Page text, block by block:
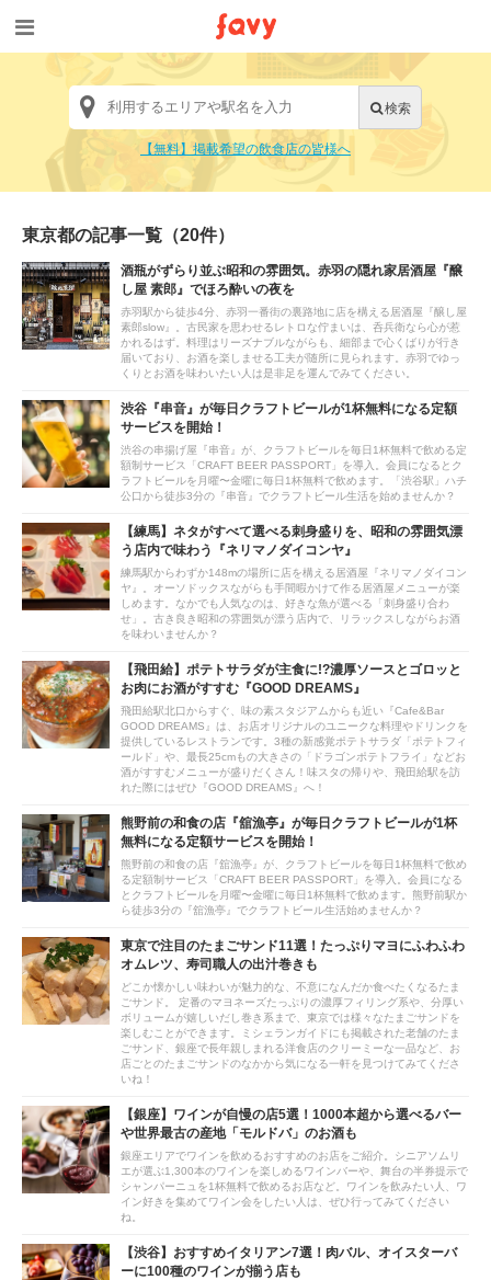
【無料】掲載希望の飲食店の皆様へ
東京都の記事一覧 （20件）
酒瓶がずらり並ぶ昭和の雰囲気。赤羽の隠れ家居酒屋『醸
し屋 素郎』でほろ酔いの夜を
赤羽駅から徒歩4分、赤羽一番街の裏路地に店を構える居酒屋『醸し屋
素郎slow』。古民家を思わせるレトロな佇まいは、呑兵衛なら心が惹
かれるはず。料理はリーズナブルながらも、細部まで心くばりが行き
届いており、お酒を楽しませる工夫が随所に見られます。赤羽でゆっ
くりとお酒を味わいたい人は是非足を運んでみてください。
渋谷『串音』が毎日クラフトビールが1杯無料になる定額
サービスを開始！
渋谷の串揚げ屋『串音』が、クラフトビールを毎日1杯無料で飲める定
額制サービス「CRAFT BEER PASSPORT」を導入。会員になるとク
ラフトビールを月曜〜金曜に毎日1杯無料で飲めます。「渋谷駅」ハチ
公口から徒歩3分の『串音』でクラフトビール生活を始めませんか？
【練馬】ネタがすべて選べる刺身盛りを、昭和の雰囲気漂
う店内で味わう『ネリマノダイコンヤ』
練馬駅からわずか148mの場所に店を構える居酒屋『ネリマノダイコン
ヤ』。オーソドックスながらも手間暇かけて作る居酒屋メニューが楽
しめます。なかでも人気なのは、好きな魚が選べる「刺身盛り合わ
せ」。古き良き昭和の雰囲気が漂う店内で、リラックスしながらお酒
を味わいませんか？
【飛田給】ポテトサラダが主食に!?濃厚ソースとゴロッと
お肉にお酒がすすむ『GOOD DREAMS』
飛田給駅北口からすぐ、味の素スタジアムからも近い『Cafe&Bar
GOOD DREAMS』は、お店オリジナルのユニークな料理やドリンクを
提供しているレストランです。3種の新感覚ポテトサラダ「ポテトフィ
ールド」や、最長25cmもの大きさの「ドラゴンポテトフライ」などお
酒がすすむメニューが盛りだくさん！味スタの帰りや、飛田給駅を訪
れた際にはぜひ『GOOD DREAMS』へ！
熊野前の和食の店『舘漁亭』が毎日クラフトビールが1杯
無料になる定額サービスを開始！
熊野前の和食の店『舘漁亭』が、クラフトビールを毎日1杯無料で飲め
る定額制サービス「CRAFT BEER PASSPORT」を導入。会員になる
とクラフトビールを月曜〜金曜に毎日1杯無料で飲めます。熊野前駅か
ら徒歩3分の『舘漁亭』でクラフトビール生活始めませんか？
東京で注目のたまごサンド11選！たっぷりマヨにふわふわ
オムレツ、寿司職人の出汁巻きも
どこか懐かしい味わいが魅力的な、不意になんだか食べたくなるたま
ごサンド。 定番のマヨネーズたっぷりの濃厚フィリング系や、分厚い
ボリュームが嬉しいだし巻き系まで、東京では様々なたまごサンドを
楽しむことができます。ミシェランガイドにも掲載された老舗のたま
ごサンド、銀座で長年親しまれる洋食店のクリーミーな一品など、お
店ごとのたまごサンドのなかから気になる一軒を見つけてみてくださ
いね！
【銀座】ワインが自慢の店5選！1000本超から選べるバー
や世界最古の産地「モルドバ」のお酒も
銀座エリアでワインを飲めるおすすめのお店をご紹介。シニアソムリ
エが選ぶ1,300本のワインを楽しめるワインバーや、舞台の半券提示で
シャンパーニュを1杯無料で飲めるお店など。ワインを飲みたい人、ワ
イン好きを集めてワイン会をしたい人は、ぜひ行ってみてください
ね。
【渋谷】おすすめイタリアン7選！肉バル、オイスターバ
ーに100種のワインが揃う店も